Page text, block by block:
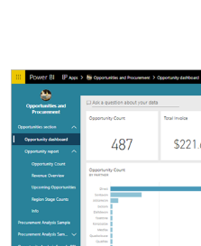
Sviluppo App
Operation
Smart Working
Efficientamento Aziendale
Project Management
Finanza & Gestione Economica